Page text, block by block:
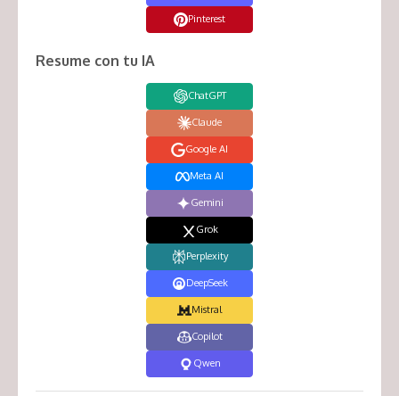
Pinterest
Resume con tu IA
ChatGPT
Claude
Google AI
Meta AI
Gemini
Grok
Perplexity
DeepSeek
Mistral
Copilot
Qwen